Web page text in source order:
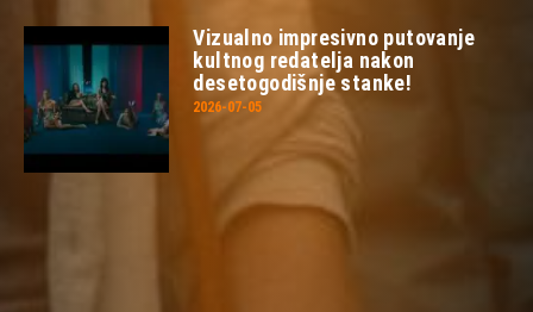
Vizualno impresivno putovanje
kultnog redatelja nakon
desetogodišnje stanke!
2026-07-05